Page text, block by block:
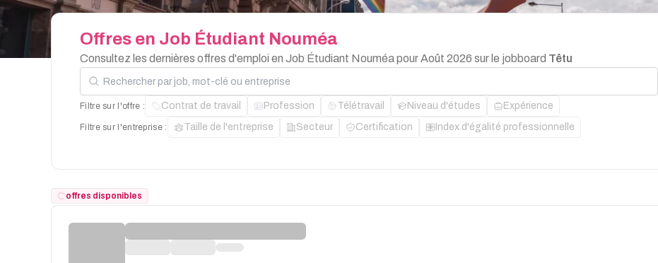
Offres en Job Étudiant Nouméa
Consultez les dernières offres d'emploi en Job Étudiant Nouméa pour Août 2026 sur le jobboard Têtu
Rechercher par job, mot-clé ou entreprise
Filtre sur l'offre : Contrat de travail Profession Télétravail Niveau d'études Expérience
Filtre sur l'entreprise : Taille de l'entreprise Secteur Certification Index d'égalité professionnelle
offres disponibles